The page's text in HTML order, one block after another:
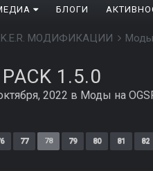
БЛОГИ
МОДИФИКАЦИИ
1.5.0
2022 в Моды на
77 78 79 80 81 82